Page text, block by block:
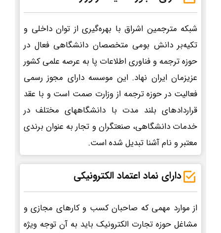
شبکه مترجمین اشراق با بهره‌گیری از توان داخلی و
تکیه‌بر دانش بومی متخصصان دانشگاهی فعال در
حوزه ترجمه و فناوری اطلاعات پا به عرصه علمی کشور
عزیزمان ایران نهاد. این موسسه دارای مجوز رسمی
فعالیت در حوزه ترجمه از وزارت صمت است و با عقد
قراردادهای بلند مدت با دانشگاههای مختلف در
خدمات دانشگاهی، صنعتگران و تجار به عنوان برندی
معتبر و نام آشنا تبدیل شده است.
دارای نماد اعتماد الکترونیکی
از موارد مهمی که صاحبان کسب و کارهای مجازی و
مشاغل حوزه تجارت الکترونیک باید به آن توجه ویژه